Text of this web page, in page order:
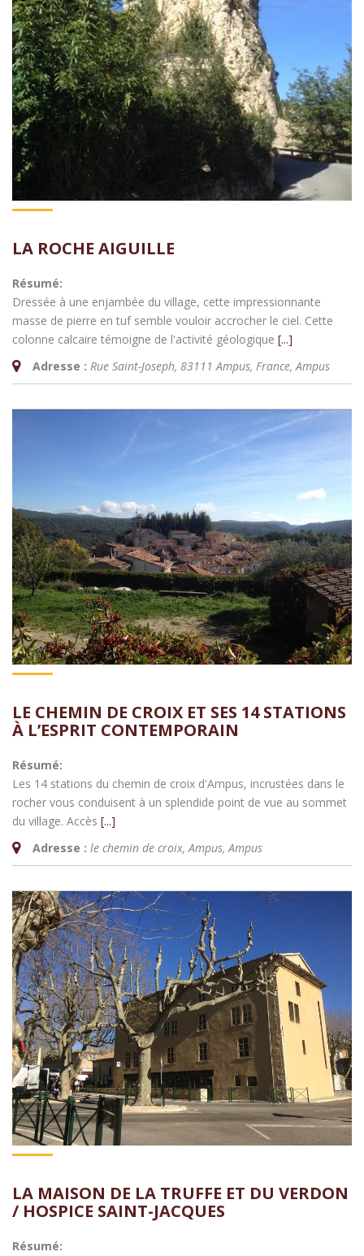
LA ROCHE AIGUILLE
Résumé:
Dressée à une enjambée du village, cette impressionnante
masse de pierre en tuf semble vouloir accrocher le ciel. Cette
colonne calcaire témoigne de l'activité géologique [...]
Adresse : Rue Saint-Joseph, 83111 Ampus, France,Ampus
LE CHEMIN DE CROIX ET SES 14 STATIONS
À L’ESPRIT CONTEMPORAIN
Résumé:
Les 14 stations du chemin de croix d'Ampus, incrustées dans le
rocher vous conduisent à un splendide point de vue au sommet
du village. Accès [...]
Adresse : le chemin de croix, Ampus,Ampus
LA MAISON DE LA TRUFFE ET DU VERDON
/ HOSPICE SAINT-JACQUES
Résumé: